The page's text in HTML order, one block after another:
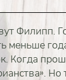
Филипп.
меньше
Когда